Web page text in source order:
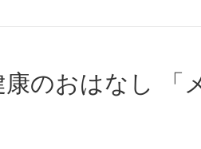
のおはなし 「